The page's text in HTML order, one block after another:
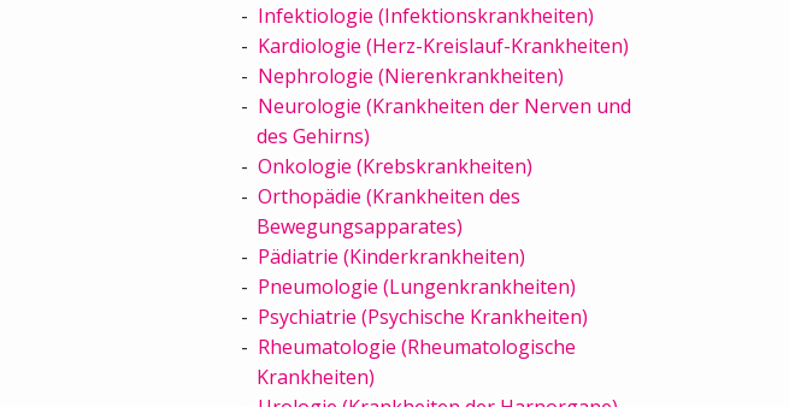
Infektiologie (Infektionskrankheiten)
Kardiologie (Herz-Kreislauf-Krankheiten)
Nephrologie (Nierenkrankheiten)
Neurologie (Krankheiten der Nerven und
des Gehirns)
Onkologie (Krebskrankheiten)
Orthopädie (Krankheiten des
Bewegungsapparates)
Pädiatrie (Kinderkrankheiten)
Pneumologie (Lungenkrankheiten)
Psychiatrie (Psychische Krankheiten)
Rheumatologie (Rheumatologische
Krankheiten)